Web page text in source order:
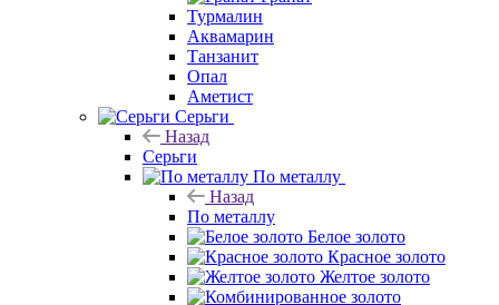
Турмалин
Аквамарин
Танзанит
Опал
Аметист
Серьги
Назад
Серьги
По металлу
Назад
По металлу
Белое золото
Красное золото
Желтое золото